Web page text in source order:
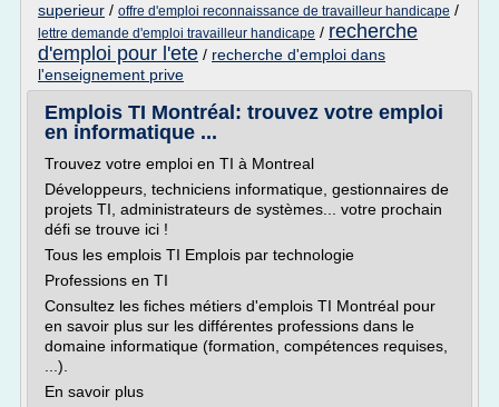
superieur / offre d'emploi reconnaissance de travailleur handicape /
lettre demande d'emploi travailleur handicape / recherche
d'emploi pour l'ete / recherche d'emploi dans
l'enseignement prive
Emplois TI Montréal: trouvez votre emploi
en informatique ...
Trouvez votre emploi en TI à Montreal
Développeurs, techniciens informatique, gestionnaires de
projets TI, administrateurs de systèmes... votre prochain
défi se trouve ici !
Tous les emplois TI Emplois par technologie
Professions en TI
Consultez les fiches métiers d'emplois TI Montréal pour
en savoir plus sur les différentes professions dans le
domaine informatique (formation, compétences requises,
...).
En savoir plus